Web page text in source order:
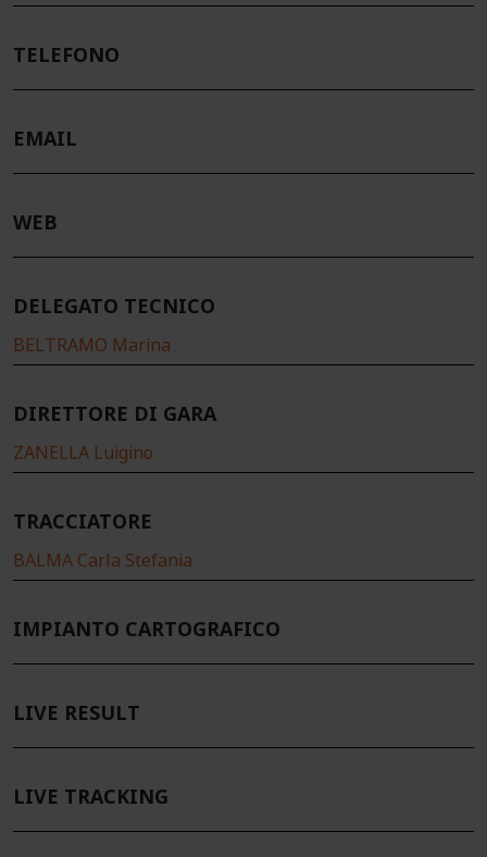
TELEFONO
EMAIL
WEB
DELEGATO TECNICO
BELTRAMO Marina
DIRETTORE DI GARA
ZANELLA Luigino
TRACCIATORE
BALMA Carla Stefania
IMPIANTO CARTOGRAFICO
LIVE RESULT
LIVE TRACKING